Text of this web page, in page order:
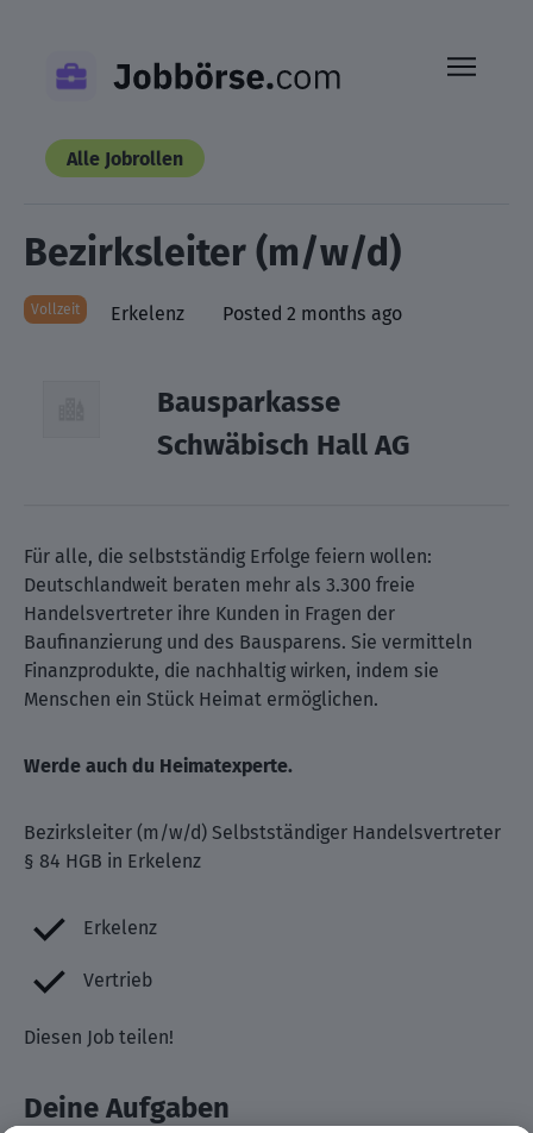
content
Alle Jobrollen
Bezirksleiter (m/w/d)
Vollzeit Erkelenz Posted 2 months ago
Bausparkasse
Schwäbisch Hall AG
Für alle, die selbstständig Erfolge feiern wollen:
Deutschlandweit beraten mehr als 3.300 freie
Handelsvertreter ihre Kunden in Fragen der
Baufinanzierung und des Bausparens. Sie vermitteln
Finanzprodukte, die nachhaltig wirken, indem sie
Menschen ein Stück Heimat ermöglichen.
Werde auch du Heimatexperte.
Bezirksleiter (m/w/d) Selbstständiger Handelsvertreter
§ 84 HGB in Erkelenz
Erkelenz
Vertrieb
Diesen Job teilen!
Deine Aufgaben